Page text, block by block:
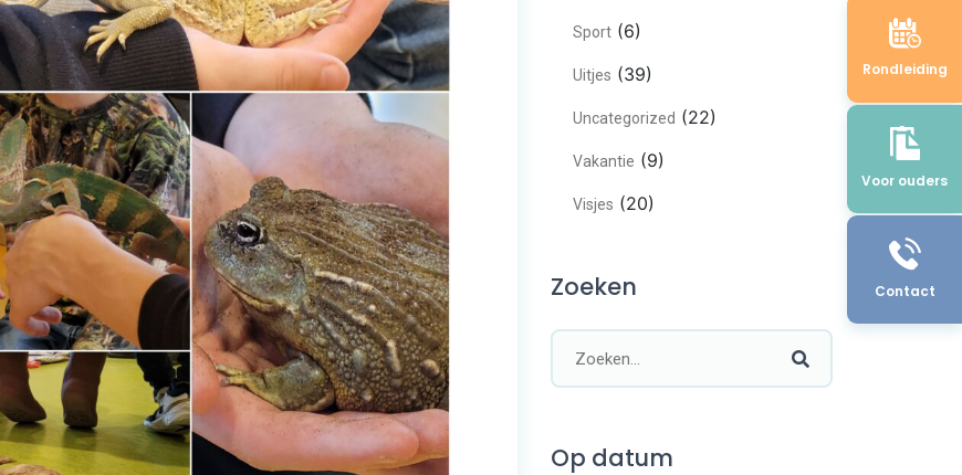
Rondleiding
Voor ouders
Contact
Sport (6)
Uitjes (39)
Uncategorized (22)
Vakantie (9)
Visjes (20)
Zoeken
Op datum